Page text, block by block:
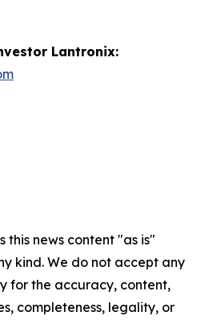
Lantronix:
this news content "as is"
kind. We do not accept any
for the accuracy, content,
completeness, legality, or